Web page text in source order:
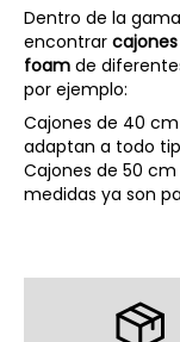
Dentro de la
encontrar
foam de
por ejemplo:
Cajones de 40
adaptan a todo
Cajones de 50
medidas ya son